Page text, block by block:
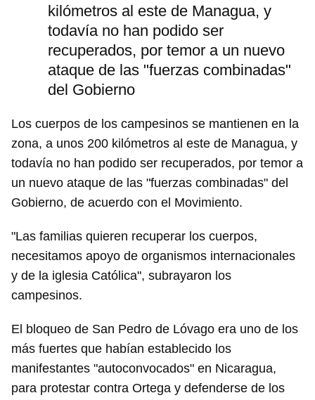
kilómetros al este de Managua, y
todavía no han podido ser
recuperados, por temor a un nuevo
ataque de las "fuerzas combinadas"
del Gobierno
Los cuerpos de los campesinos se mantienen en la
zona, a unos 200 kilómetros al este de Managua, y
todavía no han podido ser recuperados, por temor a
un nuevo ataque de las "fuerzas combinadas" del
Gobierno, de acuerdo con el Movimiento.
"Las familias quieren recuperar los cuerpos,
necesitamos apoyo de organismos internacionales
y de la iglesia Católica", subrayaron los
campesinos.
El bloqueo de San Pedro de Lóvago era uno de los
más fuertes que habían establecido los
manifestantes "autoconvocados" en Nicaragua,
para protestar contra Ortega y defenderse de los